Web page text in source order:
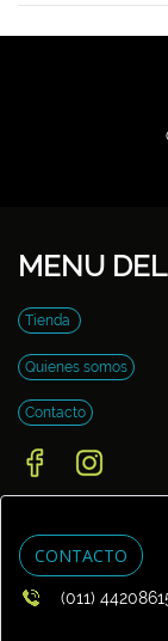
MENU
Tienda
Quienes somos
Contacto
CONTACTO
(011)